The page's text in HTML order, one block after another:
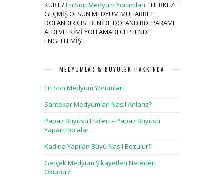
KURT/En Son Medyum Yorumları: “HERKEZE
GEÇMİŞ OLSUN MEDYUM MUHABBET
DOLANDIRICISI BENİDE DOLANDIRDI PARAMI
ALDI VEFKİMİ YOLLAMADI CEPTENDE
ENGELLEMİŞ”
MEDYUMLAR & BÜYÜLER HAKKINDA
En Son Medyum Yorumları
Sahtekar Medyumları Nasıl Anlarız?
Papaz Büyüsü Etkileri – Papaz Büyüsü
Yapan Hocalar
Kadına Yapılan Büyü Nasıl Bozulur?
Gerçek Medyum Şikayetleri Nereden
Okunur?